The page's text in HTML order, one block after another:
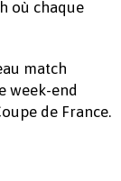
où chaque
match
week-end
de France.